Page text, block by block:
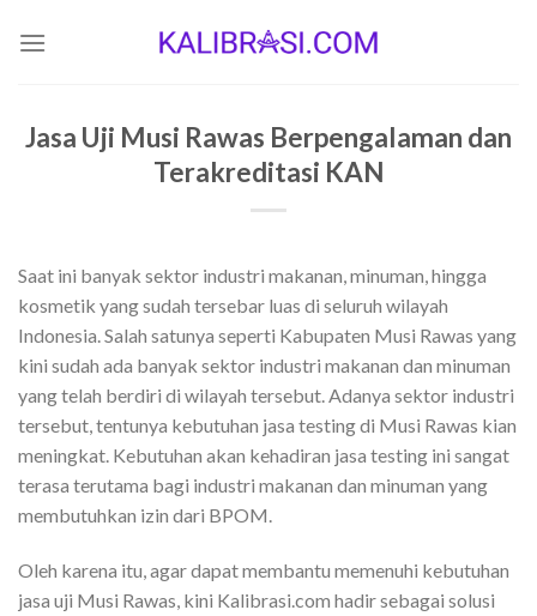
Jasa Uji Musi Rawas Berpengalaman dan
Terakreditasi KAN
Saat ini banyak sektor industri makanan, minuman, hingga
kosmetik yang sudah tersebar luas di seluruh wilayah
Indonesia. Salah satunya seperti Kabupaten Musi Rawas yang
kini sudah ada banyak sektor industri makanan dan minuman
yang telah berdiri di wilayah tersebut. Adanya sektor industri
tersebut, tentunya kebutuhan jasa testing di Musi Rawas kian
meningkat. Kebutuhan akan kehadiran jasa testing ini sangat
terasa terutama bagi industri makanan dan minuman yang
membutuhkan izin dari BPOM.
Oleh karena itu, agar dapat membantu memenuhi kebutuhan
jasa uji Musi Rawas, kini Kalibrasi.com hadir sebagai solusi